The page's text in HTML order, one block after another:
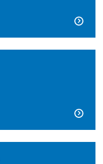

